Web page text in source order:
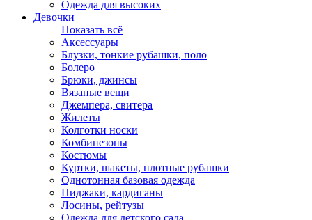
Одежда для высоких
Девочки
Показать всё
Аксессуары
Блузки, тонкие рубашки, поло
Болеро
Брюки, джинсы
Вязаные вещи
Джемпера, свитера
Жилеты
Колготки носки
Комбинезоны
Костюмы
Куртки, шакеты, плотные рубашки
Однотонная базовая одежда
Пиджаки, кардиганы
Лосины, рейтузы
Одежда для детского сада